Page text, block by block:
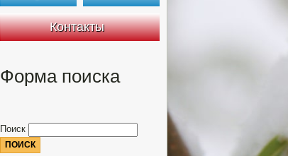
Контакты
Форма поиска
Поиск